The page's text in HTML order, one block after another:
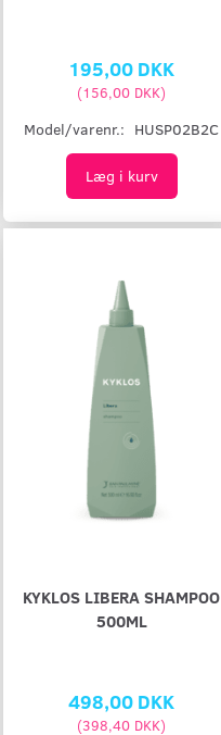
195,00 DKK
(156,00 DKK)
Model/varenr.: HUSP02B2C
Læg i kurv
KYKLOS LIBERA SHAMPOO
500ML
498,00 DKK
(398,40 DKK)